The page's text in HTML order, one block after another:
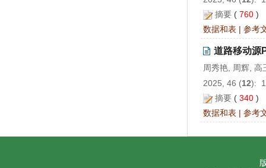
摘要 ( 760 )
数据和表 | 参考
道路移动源
周秀艳, 周辉, 高
2025, 46 (12):
摘要 ( 340 )
数据和表 | 参考